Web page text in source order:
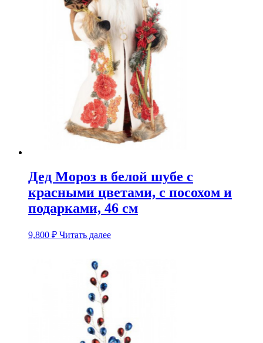
Дед Мороз в белой шубе с
красными цветами, с посохом и
подарками, 46 см
9,800 ₽ Читать далее